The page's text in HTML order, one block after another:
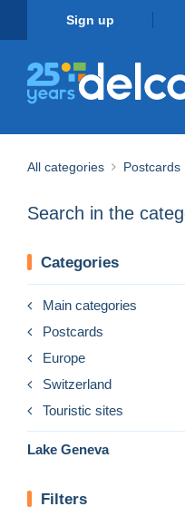
Sign up
All categories Postcards
Search in the
Categories
Main categories
Postcards
Europe
Switzerland
Touristic sites
Lake Geneva
Filters